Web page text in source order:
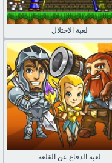
لعبة الاحتلال
لعبة الدفاع عن القلعة